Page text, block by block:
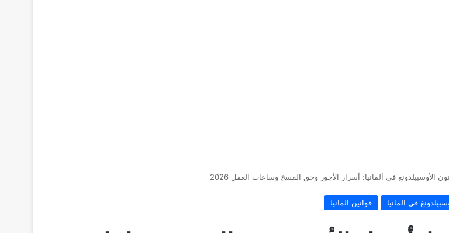
الأوسبيلدونغ في ألمانيا: أسرار الأجور وحق الفسخ وساعات العمل 2026
في المانيا قوانين المانيا